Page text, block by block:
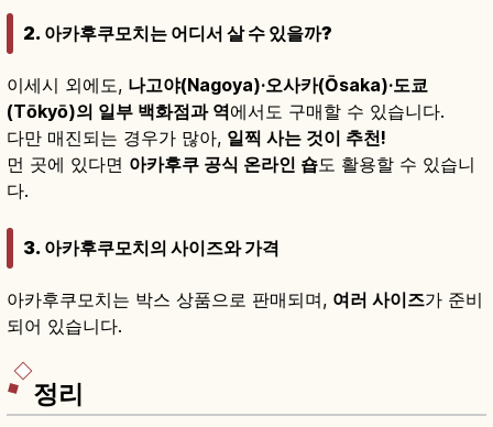
2. 아카후쿠모치는 어디서 살 수 있을까?
이세시 외에도, 나고야(Nagoya)·오사카(Ōsaka)·도쿄
(Tōkyō)의 일부 백화점과 역에서도 구매할 수 있습니다.
다만 매진되는 경우가 많아, 일찍 사는 것이 추천!
먼 곳에 있다면 아카후쿠 공식 온라인 숍도 활용할 수 있습니
다.
3. 아카후쿠모치의 사이즈와 가격
아카후쿠모치는 박스 상품으로 판매되며, 여러 사이즈가 준비
되어 있습니다.
정리